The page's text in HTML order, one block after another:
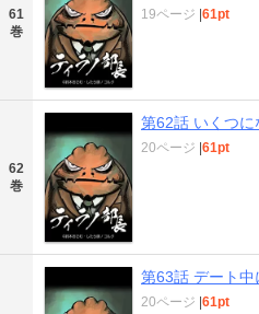
61
巻
19ページ 61pt
62
巻
第62話 いくつに
20ページ 61pt
第63話 デート
20ページ 61pt